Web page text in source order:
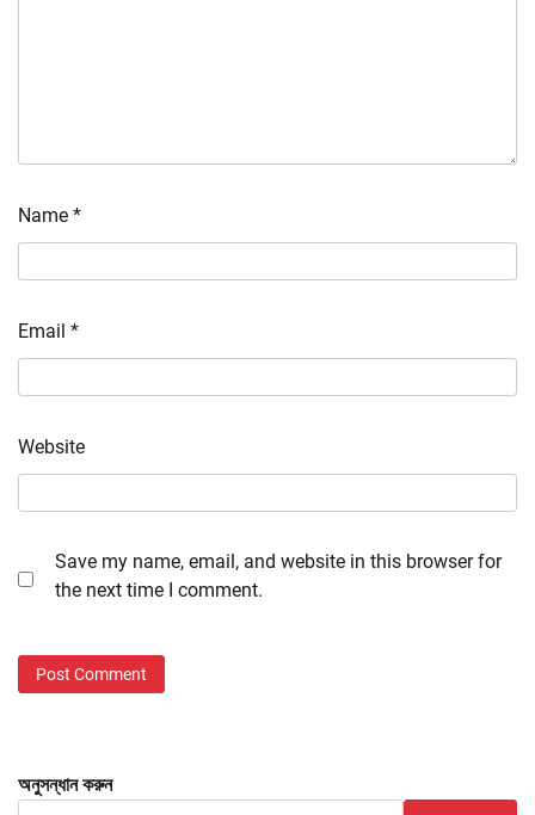
Name *
Email *
Website
Save my name, email, and website in this browser for
the next time I comment.
অনুসন্ধান করুন